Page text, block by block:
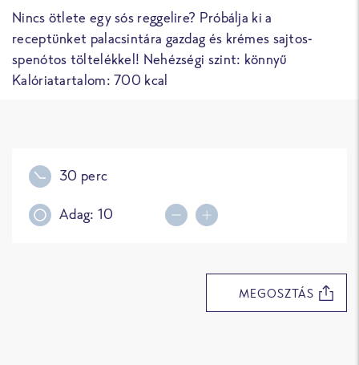
Nincs ötlete egy sós reggelire? Próbálja ki a
receptünket palacsintára gazdag és krémes sajtos-
spenótos töltelékkel! Nehézségi szint: könnyű
Kalóriatartalom: 700 kcal
30 perc
Adag: 10
MEGOSZTÁS